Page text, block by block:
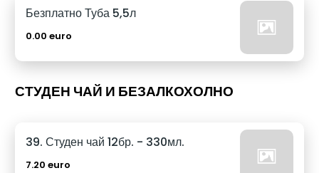
Безплатно Туба 5,5л
0.00 euro
СТУДЕН ЧАЙ И БЕЗАЛКОХОЛНО
39. Студен чай 12бр. - 330мл.
7.20 euro